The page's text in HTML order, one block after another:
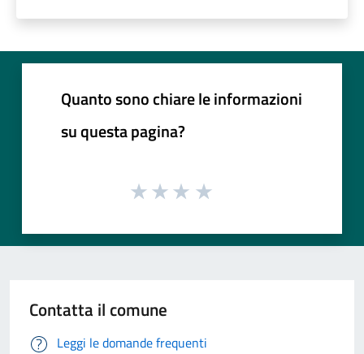
Quanto sono chiare le informazioni
su questa pagina?
Contatta il comune
Leggi le domande frequenti